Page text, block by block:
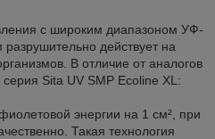
с широким диапазоном УФ-
действует на
В отличие от аналогов
Sita UV SMP Ecoline XL:
энергии на 1 см², при
Такая технология